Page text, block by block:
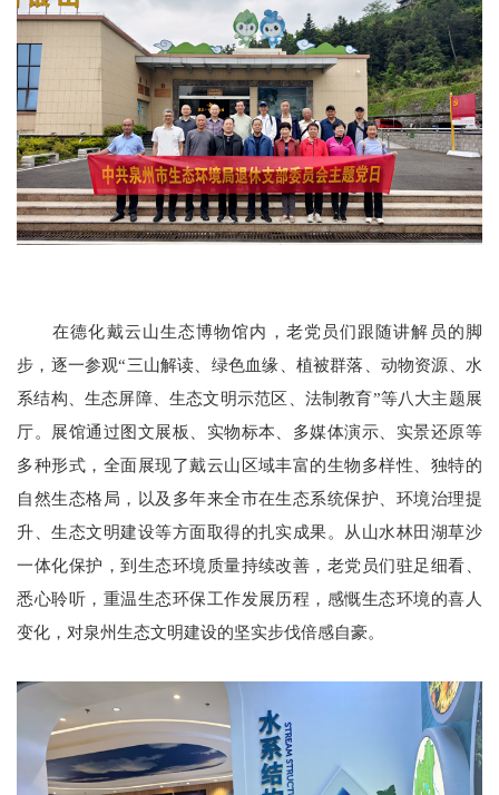
在德化戴云山生态博物馆内，老党员们跟随讲解员的脚
步，逐一参观“三山解读、绿色血缘、植被群落、动物资源、水
系结构、生态屏障、生态文明示范区、法制教育”等八大主题展
厅。展馆通过图文展板、实物标本、多媒体演示、实景还原等
多种形式，全面展现了戴云山区域丰富的生物多样性、独特的
自然生态格局，以及多年来全市在生态系统保护、环境治理提
升、生态文明建设等方面取得的扎实成果。从山水林田湖草沙
一体化保护，到生态环境质量持续改善，老党员们驻足细看、
悉心聆听，重温生态环保工作发展历程，感慨生态环境的喜人
变化，对泉州生态文明建设的坚实步伐倍感自豪。